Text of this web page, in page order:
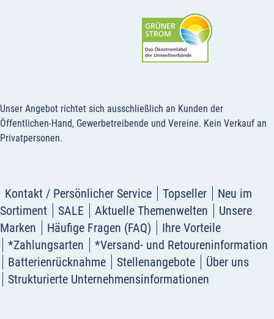
Unser Angebot richtet sich ausschließlich an Kunden der
Öffentlichen-Hand, Gewerbetreibende und Vereine. Kein Verkauf an
Privatpersonen.
Kontakt / Persönlicher Service Topseller
Neu im
Sortiment
SALE Aktuelle Themenwelten
Unsere
Marken
Häufige Fragen (FAQ)
Ihre Vorteile
*Zahlungsarten
*Versand- und Retoureninformation
Batterienrücknahme
Stellenangebote
Über uns
Strukturierte Unternehmensinformationen